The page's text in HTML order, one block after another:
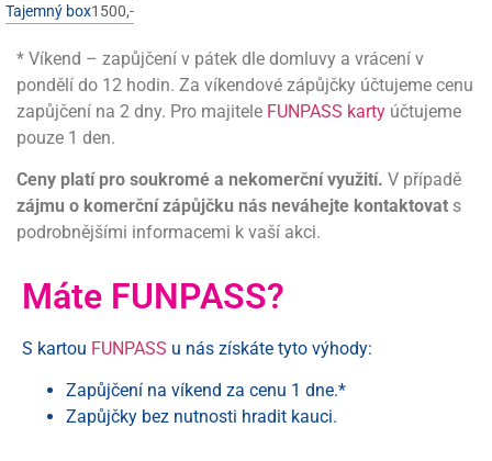
Tajemný box1500,-
* Víkend – zapůjčení v pátek dle domluvy a vrácení v
pondělí do 12 hodin. Za víkendové zápůjčky účtujeme cenu
zapůjčení na 2 dny. Pro majitele FUNPASS karty účtujeme
pouze 1 den.
Ceny platí pro soukromé a nekomerční využití. V případě
zájmu o komerční zápůjčku nás neváhejte kontaktovat s
podrobnějšími informacemi k vaší akci.
Máte FUNPASS?
S kartou FUNPASS u nás získáte tyto výhody:
Zapůjčení na víkend za cenu 1 dne.*
Zapůjčky bez nutnosti hradit kauci.